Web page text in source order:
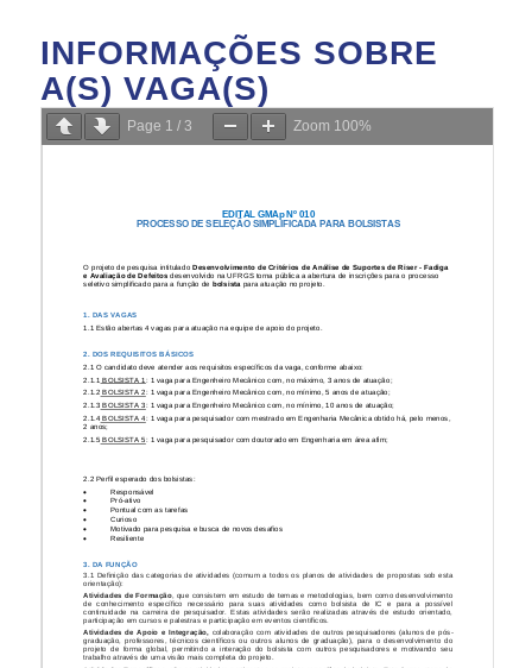
INFORMAÇÕES SOBRE
A(S) VAGA(S)
Page 1 / 3 Zoom 100%